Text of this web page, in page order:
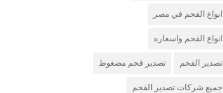
انواع الفحم في مصر
انواع الفحم واسعاره
تصدير الفحم تصدير فحم مضغوط
جميع شركات تصدير الفحم